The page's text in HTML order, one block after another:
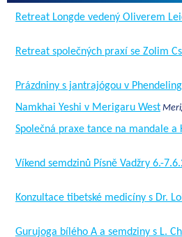
Retreat Longde vedený Oliverem
Retreat společných praxí se Zolim
Prázdniny s jantrajógou v
Namkhai Yeshi v Merigaru West
Společná praxe tance na mandale a
Víkend semdzinů Písně Vadžry 6.-
Konzultace tibetské medicíny s Dr.
Gurujoga bílého A a semdziny s L.